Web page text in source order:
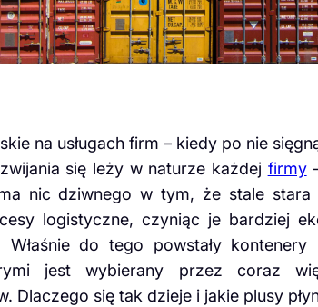
na usługach firm – kiedy po nie
się leży w naturze każdej firmy
nic dziwnego w tym, że stale
logistyczne, czyniąc je bardziej
Właśnie do tego powstały kontenery
jest wybierany przez coraz
Dlaczego się tak dzieje i jakie plusy